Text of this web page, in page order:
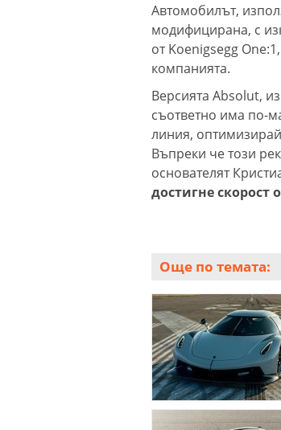
Автомобилът,
модифицирана, с
от Koenigsegg One:1,
компанията.
Версията Absolut,
съответно има по-
линия,
Въпреки че този
основателят
достигне скорост
Още по темата: